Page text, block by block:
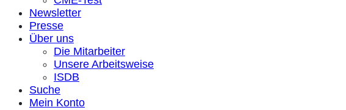
Newsletter
Presse
Über uns
Die Mitarbeiter
Unsere Arbeitsweise
ISDB
Suche
Mein Konto